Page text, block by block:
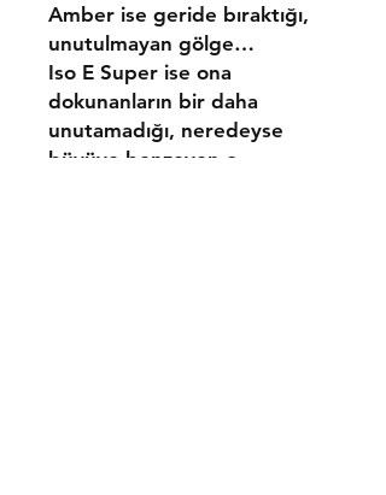
Amber ise geride bıraktığı,
unutulmayan gölge…
Iso E Super ise ona
dokunanların bir daha
unutamadığı, neredeyse
büyüye benzeyen o